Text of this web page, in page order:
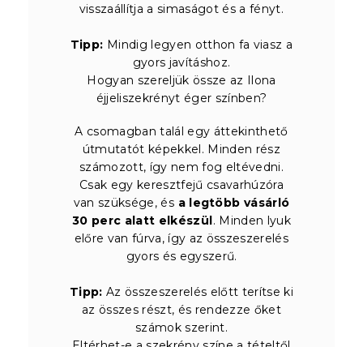
visszaállítja a simaságot és a fényt.
Tipp: Mindig legyen otthon fa viasz a
gyors javításhoz.
Hogyan szereljük össze az Ilona
éjjeliszekrényt éger színben?
A csomagban talál egy áttekinthető
útmutatót képekkel. Minden rész
számozott, így nem fog eltévedni.
Csak egy keresztfejű csavarhúzóra
van szüksége, és a legtöbb vásárló
30 perc alatt elkészül. Minden lyuk
előre van fúrva, így az összeszerelés
gyors és egyszerű.
Tipp: Az összeszerelés előtt terítse ki
az összes részt, és rendezze őket
számok szerint.